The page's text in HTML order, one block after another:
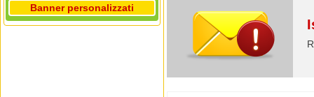
Banner personalizzati